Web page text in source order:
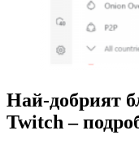
Най-добрият
Twitch –